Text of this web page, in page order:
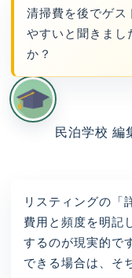
清掃費を後でゲス
やすいと聞きまし
か？
民泊学校 編
リスティングの「
費用と頻度を明記
するのが現実的で
できる場合は、そ